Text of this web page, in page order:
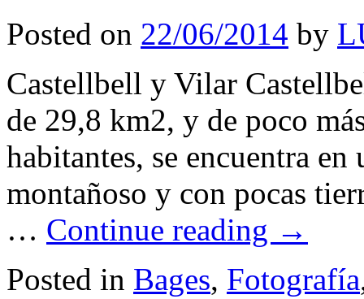
Posted on 22/06/2014 by
Castellbell y Vilar
de 29,8 km2, y de poco
habitantes, se encuentra
montañoso y con pocas
… Continue reading →
Posted in Bages, Fotografía